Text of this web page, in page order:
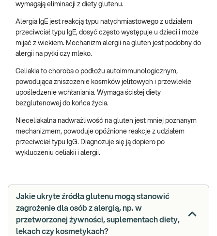
wymagają eliminacji z diety glutenu.
Alergia IgE jest reakcją typu natychmiastowego z udziałem
przeciwciał typu IgE, dosyć często występuje u dzieci i może
mijać z wiekiem. Mechanizm alergii na gluten jest podobny do
alergii na pyłki czy mleko.
Celiakia to choroba o podłożu autoimmunologicznym,
powodująca zniszczenie kosmków jelitowych i przewlekłe
upośledzenie wchłaniania. Wymaga ścisłej diety
bezglutenowej do końca życia.
Nieceliakalna nadwrażliwość na gluten jest mniej poznanym
mechanizmem, powoduje opóźnione reakcje z udziałem
przeciwciał typu IgG. Diagnozuje się ją dopiero po
wykluczeniu celiakii i alergii.
Jakie ukryte źródła glutenu mogą stanowić
zagrożenie dla osób z alergią, np. w
przetworzonej żywności, suplementach diety,
lekach czy kosmetykach?